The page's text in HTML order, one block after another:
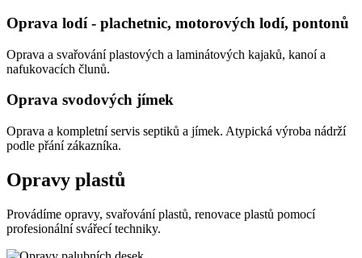
Oprava lodí - plachetnic, motorových lodí, pontonů
Oprava a svařování plastových a laminátových kajaků, kanoí a
nafukovacích člunů.
Oprava svodových jímek
Oprava a kompletní servis septiků a jímek. Atypická výroba nádrží
podle přání zákazníka.
Opravy plastů
Provádíme opravy, svařování plastů, renovace plastů pomocí
profesionální svářecí techniky.